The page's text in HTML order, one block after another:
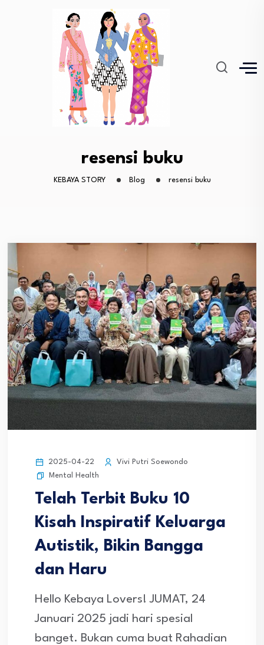
resensi buku
KEBAYA STORY Blog resensi buku
2025-04-22
Vivi Putri Soewondo
Mental Health
Telah Terbit Buku 10
Kisah Inspiratif Keluarga
Autistik, Bikin Bangga
dan Haru
Hello Kebaya Lovers! JUMAT, 24
Januari 2025 jadi hari spesial
banget. Bukan cuma buat Rahadian